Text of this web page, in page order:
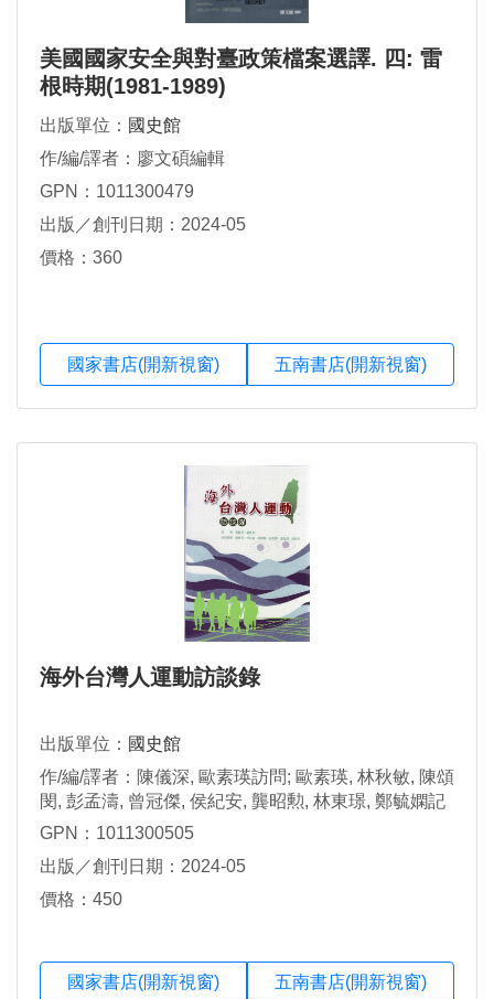
美國國家安全與對臺政策檔案選譯. 四: 雷
根時期(1981-1989)
出版單位： 國史館
作/編/譯者：廖文碩編輯
GPN：1011300479
出版／創刊日期：2024-05
價格：360
國家書店(開新視窗) 五南書店(開新視窗)
海外台灣人運動訪談錄
出版單位： 國史館
作/編/譯者：陳儀深, 歐素瑛訪問; 歐素瑛, 林秋敏, 陳頌
閔, 彭孟濤, 曾冠傑, 侯紀安, 龔昭勲, 林東璟, 鄭毓嫻記
錄整理
GPN：1011300505
出版／創刊日期：2024-05
價格：450
國家書店(開新視窗) 五南書店(開新視窗)